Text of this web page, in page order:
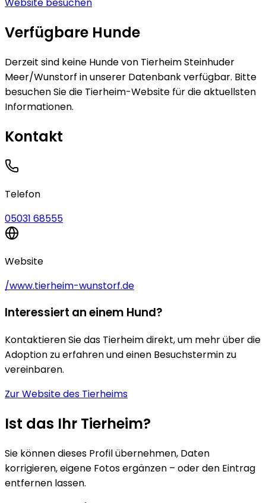
Verfügbare Hunde
Derzeit sind keine Hundevon Tierheim Steinhuder
Meer/Wunstorf in unserer Datenbank verfügbar. Bitte
besuchen Sie die Tierheim-Website für die aktuellsten
Informationen.
Kontakt
Telefon
05031 68555
Website
/www.tierheim-wunstorf.de
Interessiert an einem Hund?
Kontaktieren Sie das Tierheim direkt, um mehr über die
Adoption zu erfahren und einen Besuchstermin zu
vereinbaren.
Zur Website des Tierheims
Ist das Ihr Tierheim?
Sie können dieses Profil übernehmen, Daten
korrigieren, eigene Fotos ergänzen – oder den Eintrag
entfernen lassen.